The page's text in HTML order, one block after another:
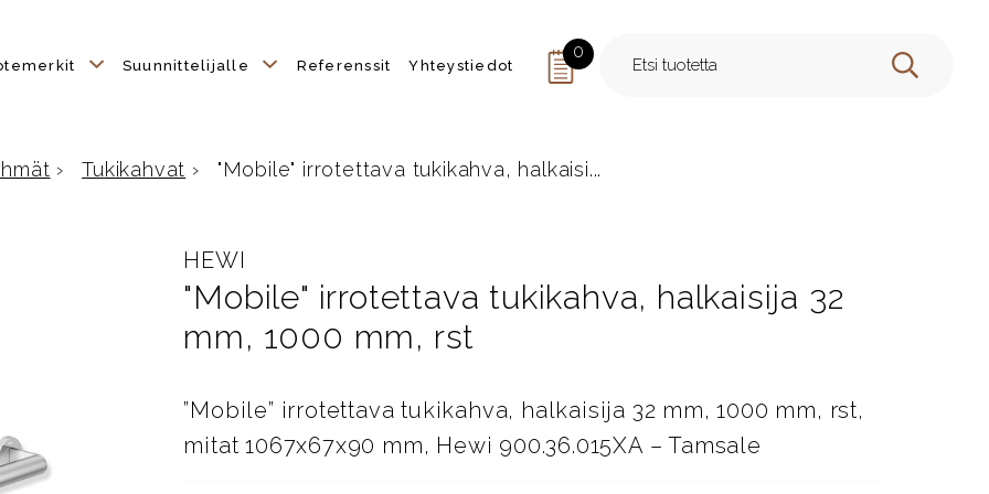
Suunnittelijalle Referenssit Yhteystiedot
0
HAE
› Tukikahvat › "Mobile" irrotettava tukikahva, halkaisi...
HEWI
"Mobile" irrotettava tukikahva, halkaisija 32
mm, 1000 mm, rst
”Mobile” irrotettava tukikahva, halkaisija 32 mm, 1000 mm, rst,
mitat 1067x67x90 mm, Hewi 900.36.015XA – Tamsale